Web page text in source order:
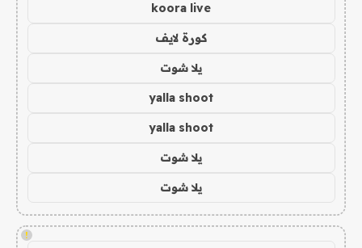
koora live
كورة لايف
يلا شوت
yalla shoot
yalla shoot
يلا شوت
يلا شوت
!